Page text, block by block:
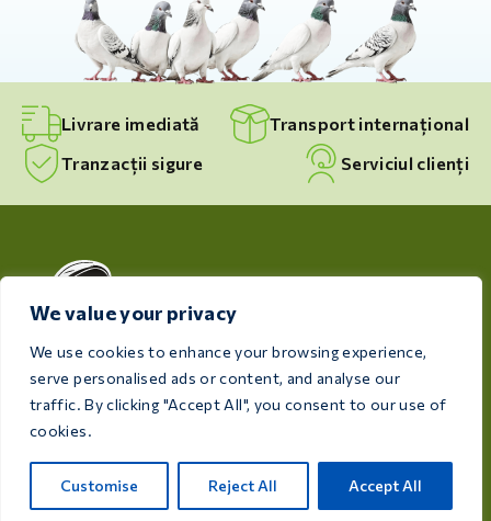
We value your privacy
We use cookies to enhance your browsing experience,
serve personalised ads or content, and analyse our
traffic. By clicking "Accept All", you consent to our use of
cookies.
Customise Reject All Accept All
Livrare imediată
Transport internațional
Tranzacții sigure
Serviciul clienți
Cu grijă pentru sănătatea și bunăstarea păsărilor
dumneavoastră, Care 4 Birds oferă produse de înaltă
crescătorilor și iubitorilor de păsări.